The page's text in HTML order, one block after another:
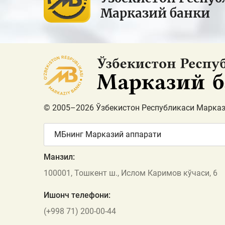
Марказий банки
© 2005–2026 Ўзбекистон Республикаси
МБнинг Марказий аппарати
Манзил:
100001, Тошкент ш., Ислом Каримов кўчаси, 6
Ишонч телефони:
(+998 71) 200-00-44